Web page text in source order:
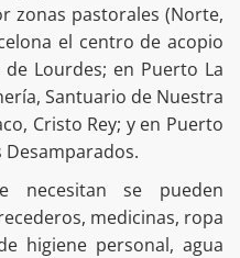
zonas pastorales (Norte,
el centro de acopio
Lourdes; en Puerto La
Santuario de Nuestra
Cristo Rey; y en Puerto
necesitan se pueden
medicinas, ropa
higiene personal, agua